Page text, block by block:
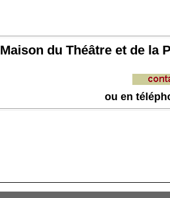
Maison du Théâtre et de la
ou en